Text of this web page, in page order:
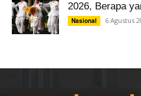
2026, Berapa
Nasional 6 Agustus